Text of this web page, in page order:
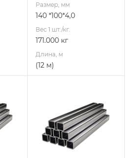
Размер, мм
140 *100*4,0
Вес 1 шт./кг.
171.000 кг
Длина, м
(12 м)